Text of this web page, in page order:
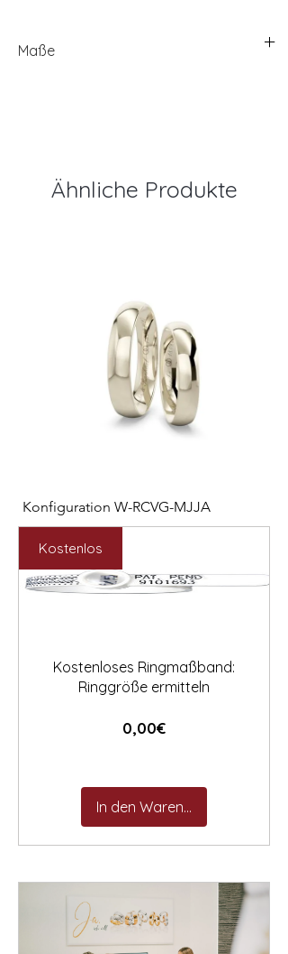
Maße
Ähnliche Produkte
Konfiguration W-RCVG-MJJA
Preis
2.531,00 €
Preis
Kostenlos
Kostenloses Ringmaßband:
Ringgröße ermitteln
0,00€Preis
In den Warenkorb